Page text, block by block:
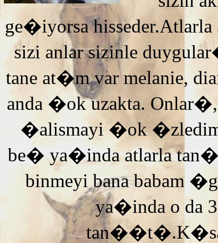
ge�iyorsa
sizi anlar sizinle
tane at�m var melanie,
anda �ok uzakta.
�alismayi �ok
be� ya�inda atlarla
binmeyi bana babam
ya�inda o da